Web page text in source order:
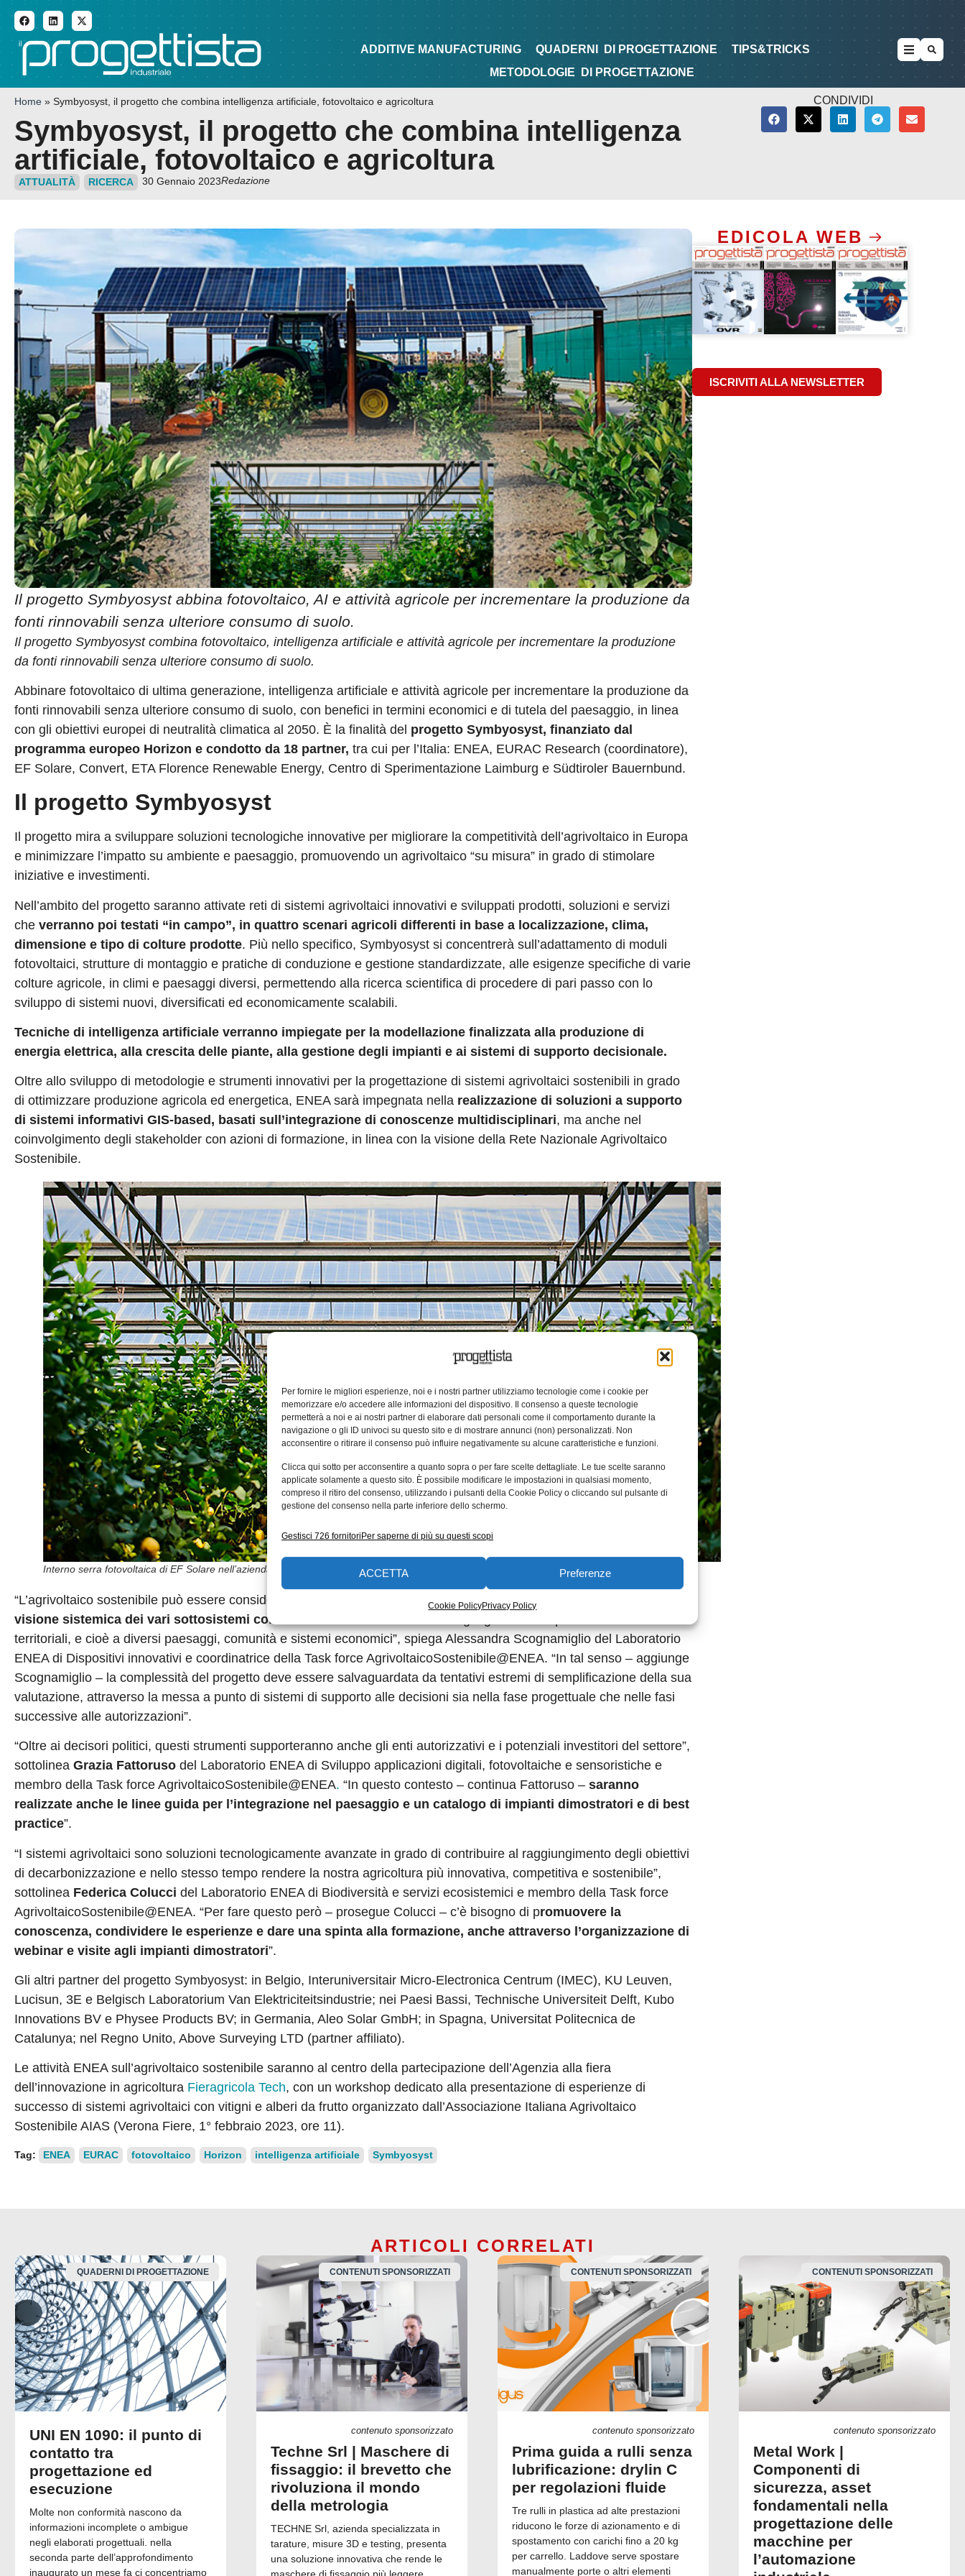
Per fornire le migliori esperienze, noi e i nostri partner utilizziamo tecnologie come i cookie per
memorizzare e/o accedere alle informazioni del dispositivo. Il consenso a queste tecnologie
permetterà a noi e ai nostri partner di elaborare dati personali come il comportamento durante la
navigazione o gli ID univoci su questo sito e di mostrare annunci (non) personalizzati. Non
acconsentire o ritirare il consenso può influire negativamente su alcune caratteristiche e funzioni.
Clicca qui sotto per acconsentire a quanto sopra o per fare scelte dettagliate. Le tue scelte saranno
applicate solamente a questo sito. È possibile modificare le impostazioni in qualsiasi momento,
compreso il ritiro del consenso, utilizzando i pulsanti della Cookie Policy o cliccando sul pulsante di
gestione del consenso nella parte inferiore dello schermo.
Gestisci 726 fornitoriPer saperne di più su questi scopi
ACCETTA Preferenze
Cookie PolicyPrivacy Policy
ADDITIVE MANUFACTURING QUADERNI DI PROGETTAZIONE TIPS&TRICKS METODOLOGIE DI PROGETTAZIONE
ADDITIVE MANUFACTURING QUADERNI DI PROGETTAZIONE
TIPS&TRICKS
METODOLOGIE
DI PROGETTAZIONE
Home » Symbyosyst, il progetto che combina intelligenza artificiale, fotovoltaico e agricoltura
Symbyosyst, il progetto che combina intelligenza
artificiale, fotovoltaico e agricoltura
ATTUALITÀ RICERCA 30 Gennaio 2023Redazione
CONDIVIDI
Il progetto Symbyosyst abbina fotovoltaico, AI e attività agricole per incrementare la produzione da
fonti rinnovabili senza ulteriore consumo di suolo.
Il progetto Symbyosyst combina fotovoltaico, intelligenza artificiale e attività agricole per incrementare la produzione
da fonti rinnovabili senza ulteriore consumo di suolo.
Abbinare fotovoltaico di ultima generazione, intelligenza artificiale e attività agricole per incrementare la produzione da
fonti rinnovabili senza ulteriore consumo di suolo, con benefici in termini economici e di tutela del paesaggio, in linea
con gli obiettivi europei di neutralità climatica al 2050. È la finalità del progetto Symbyosyst, finanziato dal
programma europeo Horizon e condotto da 18 partner, tra cui per l’Italia: ENEA, EURAC Research (coordinatore),
EF Solare, Convert, ETA Florence Renewable Energy, Centro di Sperimentazione Laimburg e Südtiroler Bauernbund.
Il progetto Symbyosyst
Il progetto mira a sviluppare soluzioni tecnologiche innovative per migliorare la competitività dell’agrivoltaico in Europa
e minimizzare l’impatto su ambiente e paesaggio, promuovendo un agrivoltaico “su misura” in grado di stimolare
iniziative e investimenti.
Nell’ambito del progetto saranno attivate reti di sistemi agrivoltaici innovativi e sviluppati prodotti, soluzioni e servizi
che verranno poi testati “in campo”, in quattro scenari agricoli differenti in base a localizzazione, clima,
dimensione e tipo di colture prodotte. Più nello specifico, Symbyosyst si concentrerà sull’adattamento di moduli
fotovoltaici, strutture di montaggio e pratiche di conduzione e gestione standardizzate, alle esigenze specifiche di varie
colture agricole, in climi e paesaggi diversi, permettendo alla ricerca scientifica di procedere di pari passo con lo
sviluppo di sistemi nuovi, diversificati ed economicamente scalabili.
Tecniche di intelligenza artificiale verranno impiegate per la modellazione finalizzata alla produzione di
energia elettrica, alla crescita delle piante, alla gestione degli impianti e ai sistemi di supporto decisionale.
Oltre allo sviluppo di metodologie e strumenti innovativi per la progettazione di sistemi agrivoltaici sostenibili in grado
di ottimizzare produzione agricola ed energetica, ENEA sarà impegnata nella realizzazione di soluzioni a supporto
di sistemi informativi GIS-based, basati sull’integrazione di conoscenze multidisciplinari, ma anche nel
coinvolgimento degli stakeholder con azioni di formazione, in linea con la visione della Rete Nazionale Agrivoltaico
Sostenibile.
Interno serra fotovoltaica di EF Solare nell’azienda LeGreenhouse a Scalea con coltivazione di agrumi. Credit foto: EF Solare.
“L’agrivoltaico sostenibile può essere considerato come
una soluzione sartoriale, che risponde ad una generale
visione sistemica dei vari sottosistemi coinvolti
territoriali, e cioè a diversi paesaggi, comunità e sistemi economici”, spiega Alessandra Scognamiglio del Laboratorio
ENEA di Dispositivi innovativi e coordinatrice della Task force AgrivoltaicoSostenibile@ENEA. “In tal senso – aggiunge
Scognamiglio – la complessità del progetto deve essere salvaguardata da tentativi estremi di semplificazione della sua
valutazione, attraverso la messa a punto di sistemi di supporto alle decisioni sia nella fase progettuale che nelle fasi
successive alle autorizzazioni”.
“Oltre ai decisori politici, questi strumenti supporteranno anche gli enti autorizzativi e i potenziali investitori del settore”,
sottolinea Grazia Fattoruso del Laboratorio ENEA di Sviluppo applicazioni digitali, fotovoltaiche e sensoristiche e
membro della Task force AgrivoltaicoSostenibile@ENEA. “In questo contesto – continua Fattoruso – saranno
realizzate anche le linee guida per l’integrazione nel paesaggio e un catalogo di impianti dimostratori e di best
practice”.
“I sistemi agrivoltaici sono soluzioni tecnologicamente avanzate in grado di contribuire al raggiungimento degli obiettivi
di decarbonizzazione e nello stesso tempo rendere la nostra agricoltura più innovativa, competitiva e sostenibile”,
sottolinea Federica Colucci del Laboratorio ENEA di Biodiversità e servizi ecosistemici e membro della Task force
AgrivoltaicoSostenibile@ENEA. “Per fare questo però – prosegue Colucci – c’è bisogno di promuovere la
conoscenza, condividere le esperienze e dare una spinta alla formazione, anche attraverso l’organizzazione di
webinar e visite agli impianti dimostratori”.
Gli altri partner del progetto Symbyosyst: in Belgio, Interuniversitair Micro-Electronica Centrum (IMEC), KU Leuven,
Lucisun, 3E e Belgisch Laboratorium Van Elektriciteitsindustrie; nei Paesi Bassi, Technische Universiteit Delft, Kubo
Innovations BV e Physee Products BV; in Germania, Aleo Solar GmbH; in Spagna, Universitat Politecnica de
Catalunya; nel Regno Unito, Above Surveying LTD (partner affiliato).
Le attività ENEA sull’agrivoltaico sostenibile saranno al centro della partecipazione dell’Agenzia alla fiera
dell’innovazione in agricoltura Fieragricola Tech, con un workshop dedicato alla presentazione di esperienze di
successo di sistemi agrivoltaici con vitigni e alberi da frutto organizzato dall’Associazione Italiana Agrivoltaico
Sostenibile AIAS (Verona Fiere, 1° febbraio 2023, ore 11).
Tag: ENEA EURAC fotovoltaico Horizon intelligenza artificiale Symbyosyst
EDICOLA WEB
ISCRIVITI ALLA NEWSLETTER
ARTICOLI CORRELATI
QUADERNI DI PROGETTAZIONE
UNI EN 1090: il punto di
contatto tra
progettazione ed
esecuzione
Molte non conformità nascono da
informazioni incomplete o ambigue
negli elaborati progettuali. nella
seconda parte dell’approfondimento
inaugurato un mese fa ci concentriamo
CONTENUTI SPONSORIZZATI
contenuto sponsorizzato
Techne Srl | Maschere di
fissaggio: il brevetto che
rivoluziona il mondo
della metrologia
TECHNE Srl, azienda specializzata in
tarature, misure 3D e testing, presenta
una soluzione innovativa che rende le
CONTENUTI SPONSORIZZATI
contenuto sponsorizzato
Prima guida a rulli senza
lubrificazione: drylin C
per regolazioni fluide
Tre rulli in plastica ad alte prestazioni
riducono le forze di azionamento e di
spostamento con carichi fino a 20 kg
per carrello. Laddove serve spostare
manualmente porte o altri elementi
CONTENUTI SPONSORIZZATI
contenuto sponsorizzato
Metal Work |
Componenti di
sicurezza, asset
fondamentali nella
progettazione delle
macchine per
l’automazione